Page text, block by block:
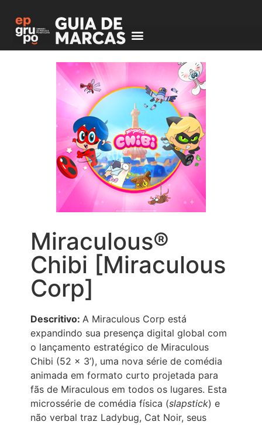
Miraculous®
Chibi [Miraculous
Corp]
Descritivo:A Miraculous Corp está
expandindo sua presença digital global com
o lançamento estratégico de Miraculous
Chibi (52 x 3’), uma nova série de comédia
animada em formato curto projetada para
fãs de Miraculous em todos os lugares. Esta
microssérie de comédia física (slapstick) e
não verbal traz Ladybug, Cat Noir, seus